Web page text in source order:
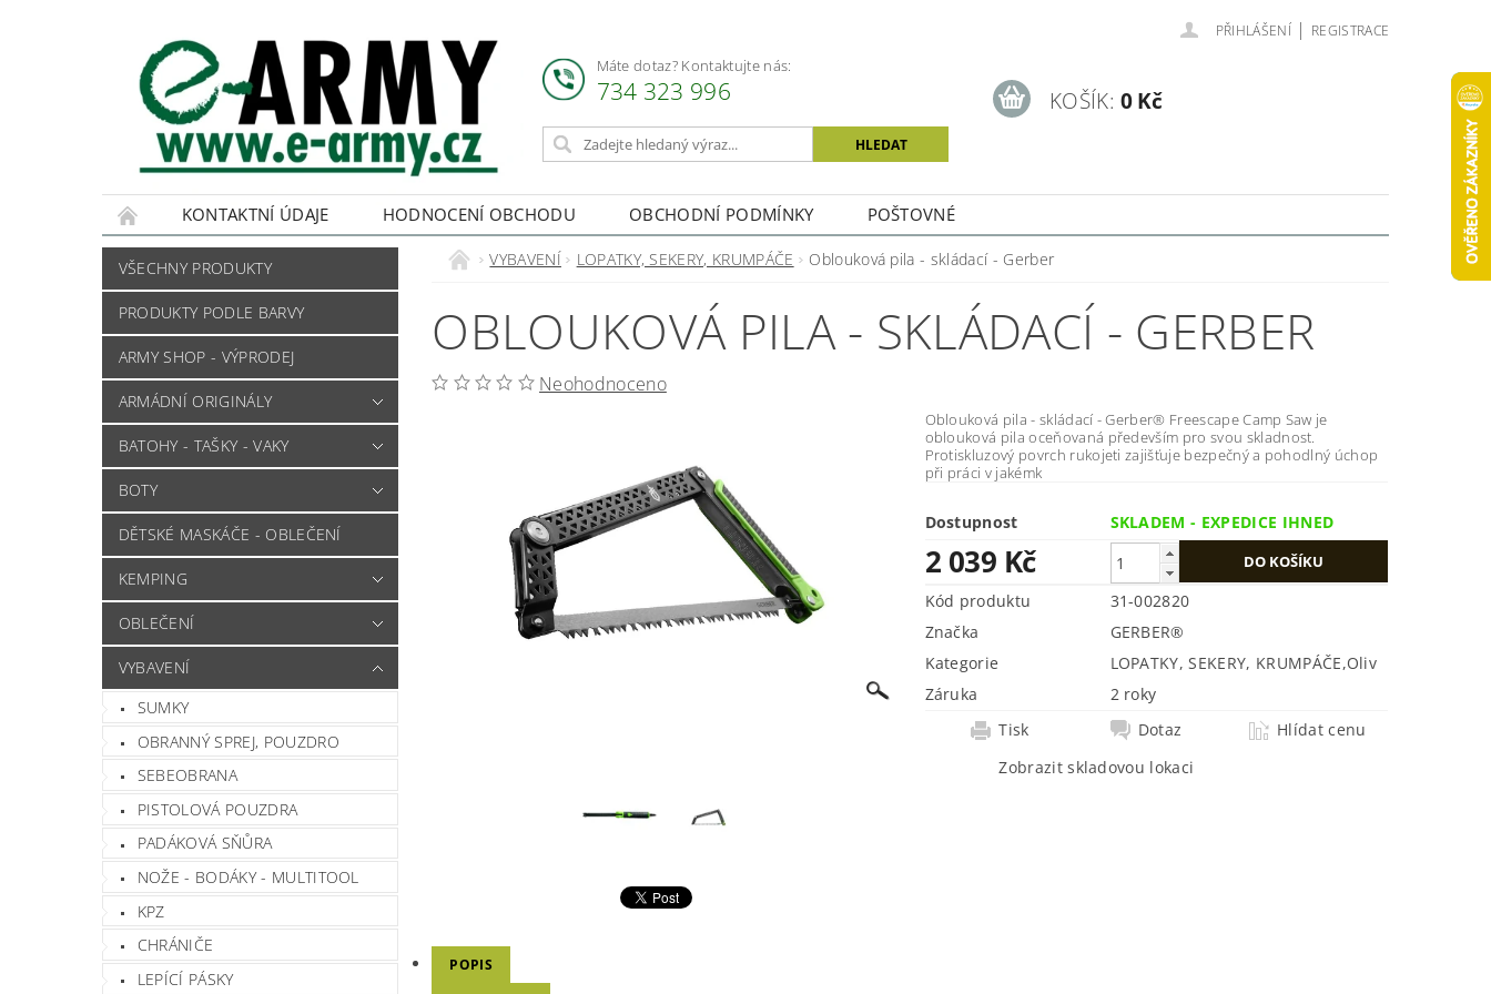
Máte dotaz? Kontaktujte nás:
734 323 996
PŘIHLÁŠENÍ | REGISTRACE
KOŠÍK: 0 Kč
KONTAKTNÍ ÚDAJE HODNOCENÍ OBCHODU OBCHODNÍ PODMÍNKY POŠTOVNÉ
VŠECHNY PRODUKTY
PRODUKTY PODLE BARVY
ARMY SHOP - VÝPRODEJ
ARMÁDNÍ ORIGINÁLY
BATOHY - TAŠKY - VAKY
BOTY
DĚTSKÉ MASKÁČE - OBLEČENÍ
KEMPING
OBLEČENÍ
VYBAVENÍ
SUMKY
OBRANNÝ SPREJ, POUZDRO
SEBEOBRANA
PISTOLOVÁ POUZDRA
PADÁKOVÁ SŇŮRA
NOŽE - BODÁKY - MULTITOOL
KPZ
CHRÁNIČE
LEPÍCÍ PÁSKY
VYBAVENÍ LOPATKY, SEKERY, KRUMPÁČE Oblouková pila - skládací - Gerber
OBLOUKOVÁ PILA - SKLÁDACÍ - GERBER
Neohodnoceno
Oblouková pila - skládací - Gerber® Freescape Camp Saw je
oblouková pila oceňovaná především pro svou skladnost.
Protiskluzový povrch rukojeti zajišťuje bezpečný a pohodlný úchop
při práci v jakémk
Dostupnost SKLADEM - EXPEDICE IHNED
2 039 Kč
Kód produktu
31-002820
Značka
GERBER®
Kategorie
LOPATKY, SEKERY, KRUMPÁČE,Oliv
Záruka
2 roky
Tisk
Dotaz
Hlídat cenu
Zobrazit skladovou lokaci
POPIS